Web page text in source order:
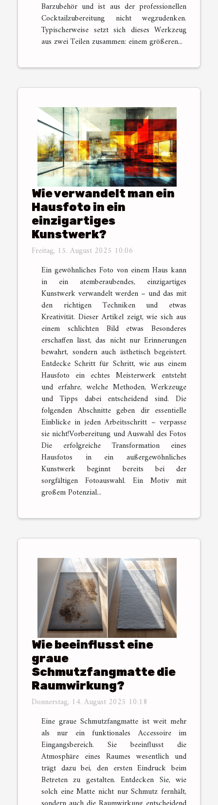
Barzubehör und ist aus der professionellen
Cocktailzubereitung nicht wegzudenken.
Typischerweise setzt sich dieses Werkzeug
aus zwei Teilen zusammen: einem größeren...
Wie verwandelt man ein
Hausfoto in ein
einzigartiges
Kunstwerk?
Freitag, 15. August 2025 10:06
Ein gewöhnliches Foto von einem Haus kann
in ein atemberaubendes, einzigartiges
Kunstwerk verwandelt werden – und das mit
den richtigen Techniken und etwas
Kreativität. Dieser Artikel zeigt, wie sich aus
einem schlichten Bild etwas Besonderes
erschaffen lässt, das nicht nur Erinnerungen
bewahrt, sondern auch ästhetisch begeistert.
Entdecke Schritt für Schritt, wie aus einem
Hausfoto ein echtes Meisterwerk entsteht
und erfahre, welche Methoden, Werkzeuge
und Tipps dabei entscheidend sind. Die
folgenden Abschnitte geben dir essentielle
Einblicke in jeden Arbeitsschritt – verpasse
sie nicht!Vorbereitung und Auswahl des Fotos
Die erfolgreiche Transformation eines
Hausfotos in ein außergewöhnliches
Kunstwerk beginnt bereits bei der
sorgfältigen Fotoauswahl. Ein Motiv mit
großem Potenzial...
Wie beeinflusst eine
graue
Schmutzfangmatte die
Raumwirkung?
Donnerstag, 14. August 2025 10:18
Eine graue Schmutzfangmatte ist weit mehr
als nur ein funktionales Accessoire im
Eingangsbereich. Sie beeinflusst die
Atmosphäre eines Raumes wesentlich und
trägt dazu bei, den ersten Eindruck beim
Betreten zu gestalten. Entdecken Sie, wie
solch eine Matte nicht nur Schmutz fernhält,